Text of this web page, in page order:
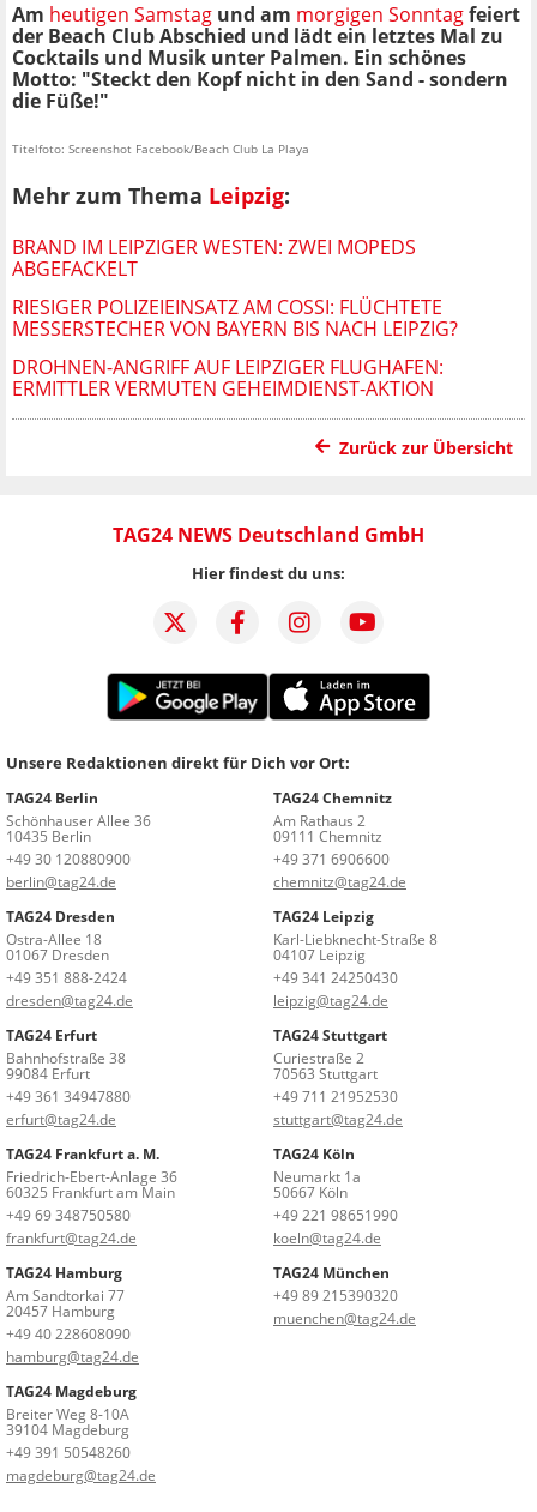
Am heutigen Samstag und am morgigen Sonntagfeiert
der Beach Club Abschied und lädt ein letztes Mal zu
Cocktails und Musik unter Palmen. Ein schönes
Motto: "Steckt den Kopf nicht in den Sand - sondern
die Füße!"
Titelfoto: Screenshot Facebook/Beach Club La Playa
Mehr zum Thema Leipzig:
BRAND IM LEIPZIGER WESTEN: ZWEI MOPEDS
ABGEFACKELT
RIESIGER POLIZEIEINSATZ AM COSSI: FLÜCHTETE
MESSERSTECHER VON BAYERN BIS NACH LEIPZIG?
DROHNEN-ANGRIFF AUF LEIPZIGER FLUGHAFEN:
ERMITTLER VERMUTEN GEHEIMDIENST-AKTION
Zurück zur Übersicht
TAG24 NEWS Deutschland GmbH
Hier findest du uns:
Unsere Redaktionen direkt für Dich vor Ort:
TAG24 Berlin
Schönhauser Allee 36
10435 Berlin
+49 30 120880900
berlin@tag24.de
TAG24 Chemnitz
Am Rathaus 2
09111 Chemnitz
+49 371 6906600
chemnitz@tag24.de
TAG24 Dresden
Ostra-Allee 18
01067 Dresden
+49 351 888-2424
dresden@tag24.de
TAG24 Leipzig
Karl-Liebknecht-Straße 8
04107 Leipzig
+49 341 24250430
leipzig@tag24.de
TAG24 Erfurt
Bahnhofstraße 38
99084 Erfurt
+49 361 34947880
erfurt@tag24.de
TAG24 Stuttgart
Curiestraße 2
70563 Stuttgart
+49 711 21952530
stuttgart@tag24.de
TAG24 Frankfurt a. M.
Friedrich-Ebert-Anlage 36
60325 Frankfurt am Main
+49 69 348750580
frankfurt@tag24.de
TAG24 Köln
Neumarkt 1a
50667 Köln
+49 221 98651990
koeln@tag24.de
TAG24 Hamburg
Am Sandtorkai 77
20457 Hamburg
+49 40 228608090
hamburg@tag24.de
TAG24 München
+49 89 215390320
muenchen@tag24.de
TAG24 Magdeburg
Breiter Weg 8-10A
39104 Magdeburg
+49 391 50548260
magdeburg@tag24.de